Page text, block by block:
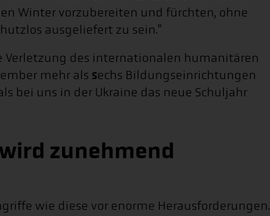
Winter vorzubereiten und fürchten, ohne
ausgeliefert zu sein."
des internationalen humanitären
mehr als sechs Bildungseinrichtungen
bei uns in der Ukraine das neue Schuljahr
zunehmend
wie diese vor enorme Herausforderungen.